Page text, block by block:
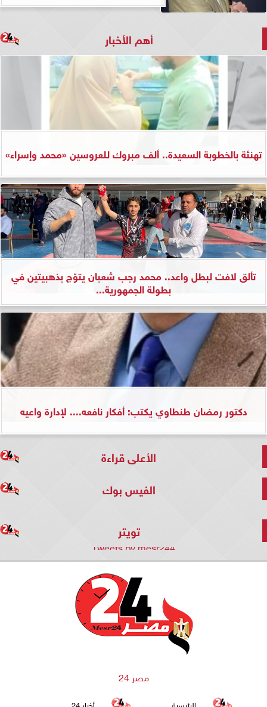
أهم الأخبار
تهنئة بالخطوبة السعيدة.. ألف مبروك للعروسين «محمد وإسراء»
تألق لافت لبطل واعد.. محمد رجب شعبان يتوّج بذهبيتين في
بطولة الجمهورية...
دكتور رمضان طنطاوي يكتب: أفكار نافعه.... لإدارة واعيه
الأعلى قراءة
الفيس بوك
تويتر
Tweets by mesr244
مصر 24